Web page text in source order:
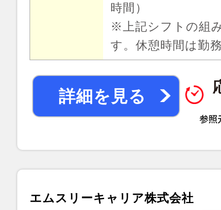
時間）
※上記シフトの組
す。休憩時間は勤
詳細を見る
エムスリーキャリア株式会社